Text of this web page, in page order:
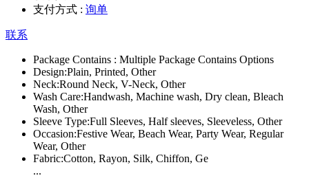
支付方式 : 询单
联系
Package Contains : Multiple Package Contains Options
Design:Plain, Printed, Other
Neck:Round Neck, V-Neck, Other
Wash Care:Handwash, Machine wash, Dry clean, Bleach
Wash, Other
Sleeve Type:Full Sleeves, Half sleeves, Sleeveless, Other
Occasion:Festive Wear, Beach Wear, Party Wear, Regular
Wear, Other
Fabric:Cotton, Rayon, Silk, Chiffon, Ge
...